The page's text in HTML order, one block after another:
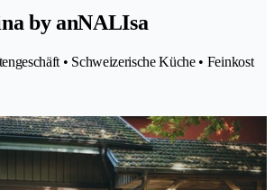
by anNALIsa
• Schweizerische Küche • Feinkost